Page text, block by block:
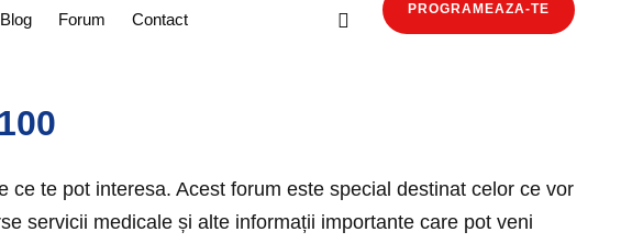
Blog Forum Contact
PROGRAMEAZA-TE
te pot interesa. Acest forum este special destinat celor ce vor
servicii medicale și alte informații importante care pot veni